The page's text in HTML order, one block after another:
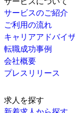
サービスのご紹介
ご利用の流れ
キャリアアドバイ
転職成功事例
会社概要
プレスリリース
求人を探す